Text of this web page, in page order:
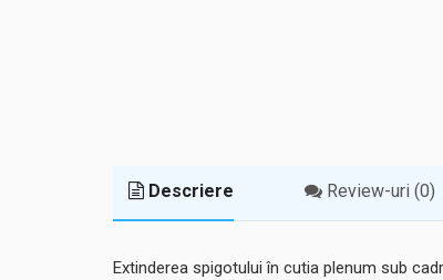
Descriere Review-uri (0)
Extinderea spigotului în cutia plenum sub